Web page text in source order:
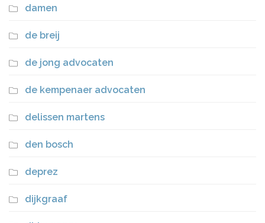
damen
de breij
de jong advocaten
de kempenaer advocaten
delissen martens
den bosch
deprez
dijkgraaf